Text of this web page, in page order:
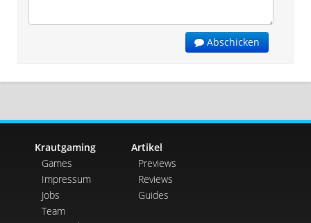
Abschicken
Krautgaming
Games
Impressum
Jobs
Team
Artikel
Previews
Reviews
Guides